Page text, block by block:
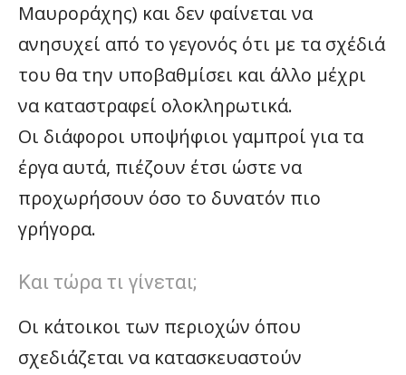
Μαυροράχης) και δεν φαίνεται να
ανησυχεί από το γεγονός ότι με τα σχέδιά
του θα την υποβαθμίσει και άλλο μέχρι
να καταστραφεί ολοκληρωτικά.
Οι διάφοροι υποψήφιοι γαμπροί για τα
έργα αυτά, πιέζουν έτσι ώστε να
προχωρήσουν όσο το δυνατόν πιο
γρήγορα.
Και τώρα τι γίνεται;
Οι κάτοικοι των περιοχών όπου
σχεδιάζεται να κατασκευαστούν